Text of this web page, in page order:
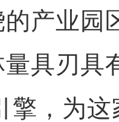
业园
具刃具
擎，为